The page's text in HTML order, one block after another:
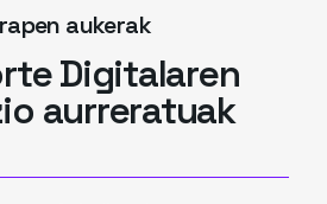
aukerak
Digitalaren
aurreratuak